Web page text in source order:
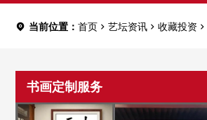
当前位置： 首页 艺坛资讯 收藏投资
书画定制服务